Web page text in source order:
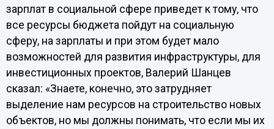
зарплат в социальной сфере приведет к тому, что
все ресурсы бюджета пойдут на социальную
сферу, на зарплаты и при этом будет мало
возможностей для развития инфраструктуры, для
инвестиционных проектов, Валерий Шанцев
сказал: «Знаете, конечно, это затрудняет
выделение нам ресурсов на строительство новых
объектов, но мы должны понимать, что если мы их